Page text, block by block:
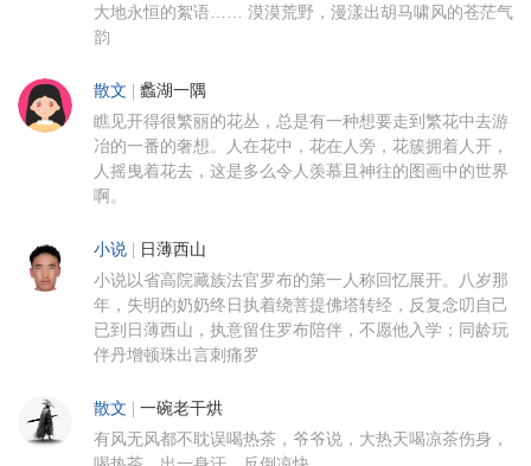
大地永恒的絮语…… 漠漠荒野，漫漾出胡马啸风的苍茫气
韵
散文 蠡湖一隅
瞧见开得很繁丽的花丛，总是有一种想要走到繁花中去游
冶的一番的奢想。人在花中，花在人旁，花簇拥着人开，
人摇曳着花去，这是多么令人羡慕且神往的图画中的世界
啊。
小说 日薄西山
小说以省高院藏族法官罗布的第一人称回忆展开。八岁那
年，失明的奶奶终日执着绕菩提佛塔转经，反复念叨自己
已到日薄西山，执意留住罗布陪伴，不愿他入学；同龄玩
伴丹增顿珠出言刺痛罗
散文 一碗老干烘
有风无风都不耽误喝热茶，爷爷说，大热天喝凉茶伤身，